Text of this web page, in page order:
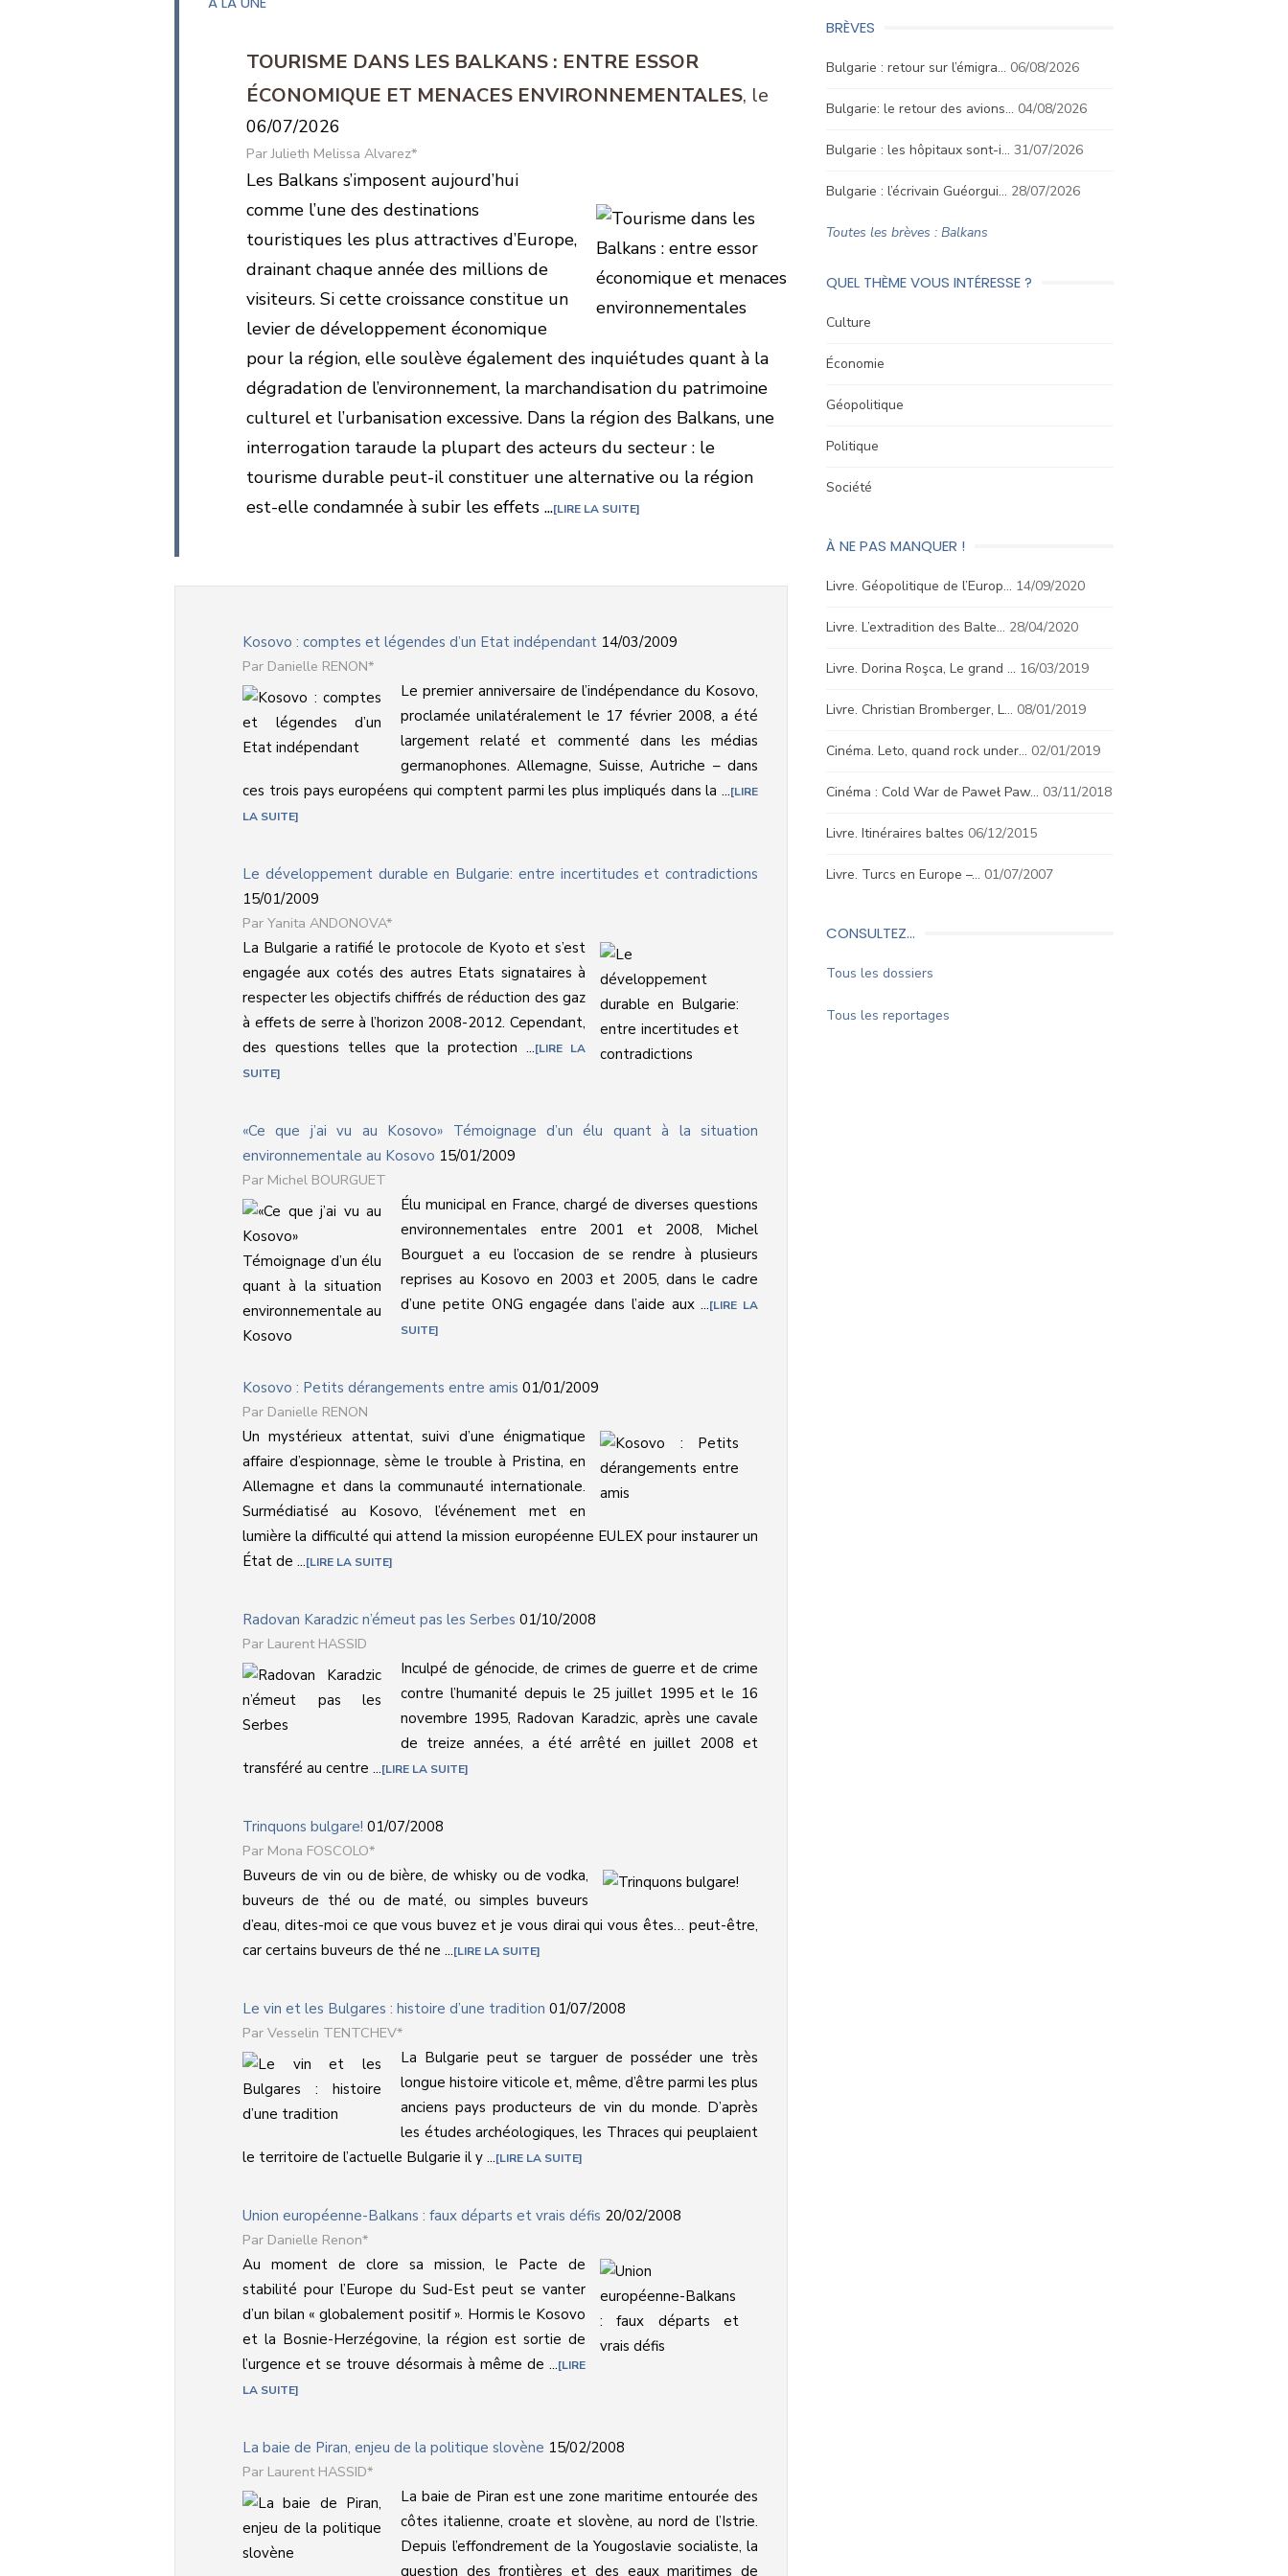
TOURISME DANS LES BALKANS : ENTRE ESSOR
ÉCONOMIQUE ET MENACES ENVIRONNEMENTALES
06/07/2026
Julieth Melissa Alvarez*
Les Balkans s’imposent aujourd’hui
comme l’une des destinations
touristiques les plus attractives d’Europe,
drainant chaque année des millions de
visiteurs. Si cette croissance constitue un
levier de développement économique
pour la région, elle soulève également des inquiétudes quant à la
dégradation de l’environnement, la marchandisation du patrimoine
culturel et l’urbanisation excessive. Dans la région des Balkans, une
interrogation taraude la plupart des acteurs du secteur : le
tourisme durable peut-il constituer une alternative ou la région
est-elle condamnée à subir les effets ... LIRE LA SUITE
Kosovo : comptes et légendes d’un Etat indépendant 14/03/2009
Danielle RENON*
Le premier anniversaire de l’indépendance du Kosovo,
proclamée unilatéralement le 17 février 2008, a été
largement relaté et commenté dans les médias
germanophones. Allemagne, Suisse, Autriche – dans
ces trois pays européens qui comptent parmi les plus impliqués dans la ... LIRE
LA SUITE
Le développement durable en Bulgarie: entre incertitudes et contradictions
15/01/2009
Yanita ANDONOVA*
La Bulgarie a ratifié le protocole de Kyoto et s’est
engagée aux cotés des autres Etats signataires à
respecter les objectifs chiffrés de réduction des gaz
à effets de serre à l’horizon 2008-2012. Cependant,
des questions telles que la protection ... LIRE LA
SUITE
«Ce que j’ai vu au Kosovo» Témoignage d’un élu quant à la situation
environnementale au Kosovo 15/01/2009
Michel BOURGUET
Élu municipal en France, chargé de diverses questions
environnementales entre 2001 et 2008, Michel
Bourguet a eu l’occasion de se rendre à plusieurs
reprises au Kosovo en 2003 et 2005, dans le cadre
d’une petite ONG engagée dans l’aide aux ... LIRE LA
SUITE
Kosovo : Petits dérangements entre amis 01/01/2009
Danielle RENON
Un mystérieux attentat, suivi d’une énigmatique
affaire d’espionnage, sème le trouble à Pristina, en
Allemagne et dans la communauté internationale.
Surmédiatisé au Kosovo, l’événement met en
lumière la difficulté qui attend la mission européenne EULEX pour instaurer un
État de ... LIRE LA SUITE
Radovan Karadzic n’émeut pas les Serbes 01/10/2008
Laurent HASSID
Inculpé de génocide, de crimes de guerre et de crime
contre l’humanité depuis le 25 juillet 1995 et le 16
novembre 1995, Radovan Karadzic, après une cavale
de treize années, a été arrêté en juillet 2008 et
transféré au centre ... LIRE LA SUITE
Trinquons bulgare! 01/07/2008
Mona FOSCOLO*
Buveurs de vin ou de bière, de whisky ou de vodka,
buveurs de thé ou de maté, ou simples buveurs
d’eau, dites-moi ce que vous buvez et je vous dirai qui vous êtes… peut-être,
car certains buveurs de thé ne ... LIRE LA SUITE
Le vin et les Bulgares : histoire d’une tradition 01/07/2008
Vesselin TENTCHEV*
La Bulgarie peut se targuer de posséder une très
longue histoire viticole et, même, d’être parmi les plus
anciens pays producteurs de vin du monde. D’après
les études archéologiques, les Thraces qui peuplaient
le territoire de l’actuelle Bulgarie il y ... LIRE LA SUITE
Union européenne-Balkans : faux départs et vrais défis 20/02/2008
Danielle Renon*
Au moment de clore sa mission, le Pacte de
stabilité pour l’Europe du Sud-Est peut se vanter
d’un bilan « globalement positif ». Hormis le Kosovo
et la Bosnie-Herzégovine, la région est sortie de
l’urgence et se trouve désormais à même de ... LIRE
LA SUITE
La baie de Piran, enjeu de la politique slovène 15/02/2008
Laurent HASSID*
La baie de Piran est une zone maritime entourée des
côtes italienne, croate et slovène, au nord de l’Istrie.
Depuis l’effondrement de la Yougoslavie socialiste, la
question des frontières et des eaux maritimes de
BRÈVES
Bulgarie : retour sur l’émigra… 06/08/2026
Bulgarie: le retour des avions… 04/08/2026
Bulgarie : les hôpitaux sont-i… 31/07/2026
Bulgarie : l’écrivain Guéorgui… 28/07/2026
Toutes les brèves : Balkans
QUEL THÈME VOUS INTÉRESSE ?
Culture
Économie
Géopolitique
Politique
Société
À NE PAS MANQUER !
Livre. Géopolitique de l’Europ… 14/09/2020
Livre. L’extradition des Balte… 28/04/2020
Livre. Dorina Roşca, Le grand … 16/03/2019
Livre. Christian Bromberger, L… 08/01/2019
Cinéma. Leto, quand rock under… 02/01/2019
Cinéma : Cold War de Paweł Paw… 03/11/2018
Livre. Itinéraires baltes 06/12/2015
Livre. Turcs en Europe –… 01/07/2007
CONSULTEZ…
Tous les dossiers
Tous les reportages